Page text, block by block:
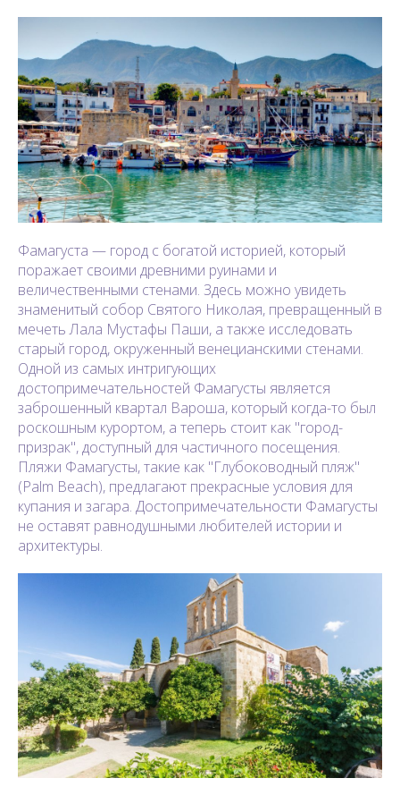
Фамагуста — город с богатой историей, который
поражает своими древними руинами и
величественными стенами. Здесь можно увидеть
знаменитый собор Святого Николая, превращенный в
мечеть Лала Мустафы Паши, а также исследовать
старый город, окруженный венецианскими стенами.
Одной из самых интригующих
достопримечательностей Фамагусты является
заброшенный квартал Вароша, который когда-то был
роскошным курортом, а теперь стоит как "город-
призрак", доступный для частичного посещения.
Пляжи Фамагусты, такие как "Глубоководный пляж"
(Palm Beach), предлагают прекрасные условия для
купания и загара. Достопримечательности Фамагусты
не оставят равнодушными любителей истории и
архитектуры.